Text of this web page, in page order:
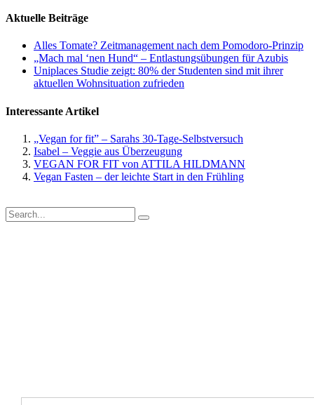
Aktuelle Beiträge
Alles Tomate? Zeitmanagement nach dem Pomodoro-Prinzip
„Mach mal ‘nen Hund“ – Entlastungsübungen für Azubis
Uniplaces Studie zeigt: 80% der Studenten sind mit ihrer
aktuellen Wohnsituation zufrieden
Interessante Artikel
„Vegan for fit” – Sarahs 30-Tage-Selbstversuch
Isabel – Veggie aus Überzeugung
VEGAN FOR FIT von ATTILA HILDMANN
Vegan Fasten – der leichte Start in den Frühling